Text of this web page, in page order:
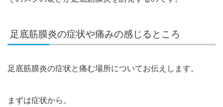
足底筋膜炎の症状や痛みの感じるところ
足底筋膜炎の症状と痛む場所についてお伝えします。
まずは症状から。